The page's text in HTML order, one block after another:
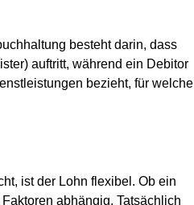
besteht darin, dass
auftritt, während ein Debitor
bezieht, für welche
ist der Lohn flexibel. Ob ein
abhängig. Tatsächlich